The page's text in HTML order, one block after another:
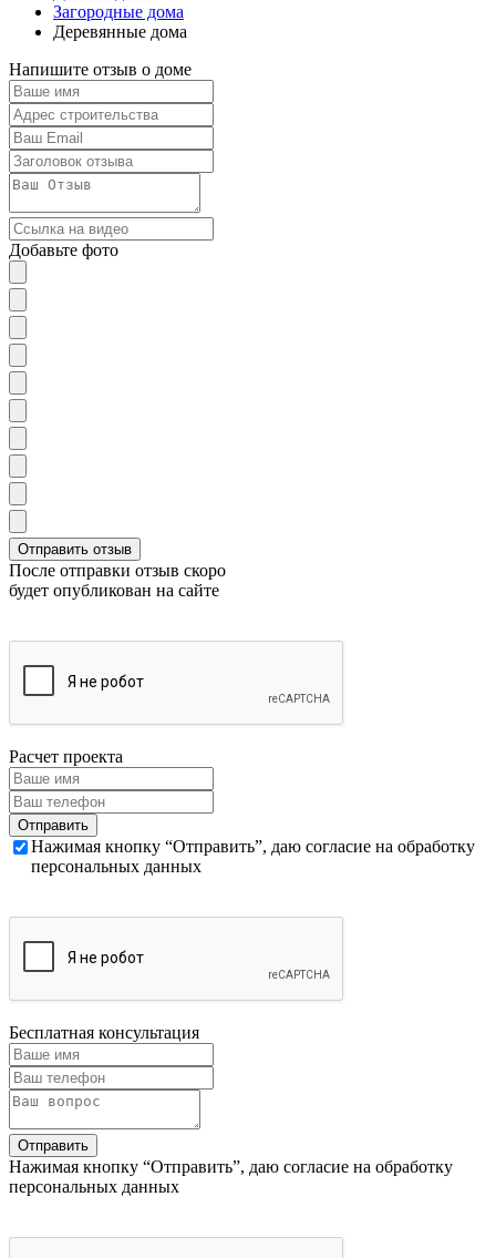
Загородные дома
Деревянные дома
Напишите отзыв о доме
Добавьте фото
После отправки отзыв скоро
будет опубликован на сайте
Расчет проекта
Нажимая кнопку “Отправить”, даю согласие на обработку
персональных данных
Бесплатная консультация
Нажимая кнопку “Отправить”, даю согласие на обработку
персональных данных